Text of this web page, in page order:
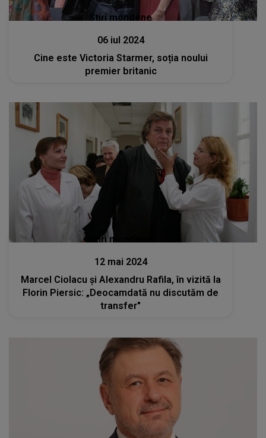
Stiri mondene
06 iul 2024
Cine este Victoria Starmer, soția noului
premier britanic
Stiri mondene
12 mai 2024
Marcel Ciolacu și Alexandru Rafila, în vizită la
Florin Piersic: „Deocamdată nu discutăm de
transfer"